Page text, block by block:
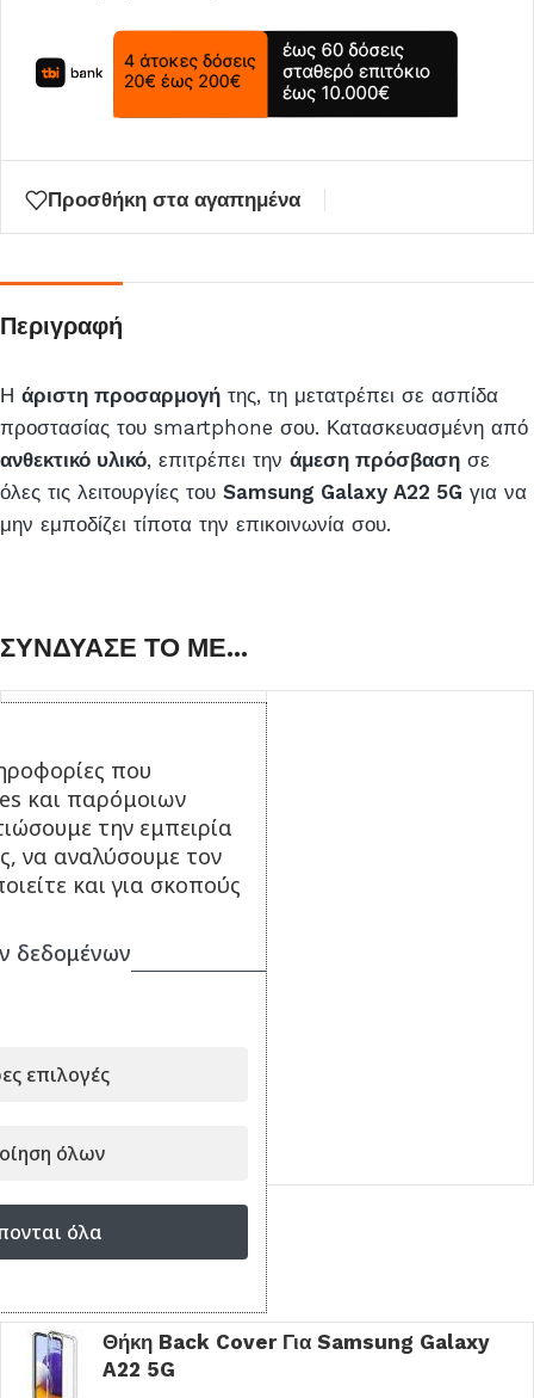
Προσθήκη στα αγαπημένα
Περιγραφή
Η άριστη προσαρμογή της, τη μετατρέπει σε ασπίδα
προστασίας του smartphone σου. Κατασκευασμένη από
ανθεκτικό υλικό, επιτρέπει την άμεση πρόσβαση σε
όλες τις λειτουργίες του Samsung Galaxy A22 5G για να
μην εμποδίζει τίποτα την επικοινωνία σου.
ΣΥΝΔΥΑΣΕ ΤΟ ΜΕ...
Γυαλί Προστασίας για
Κωδικός:019428
Θήκη Back Cover Για Samsung Galaxy
A22 5G
που
και παρόμοιων
την εμπειρία
να αναλύσουμε τον
και για σκοπούς
δεδομένων
επιλογές
όλων
όλα